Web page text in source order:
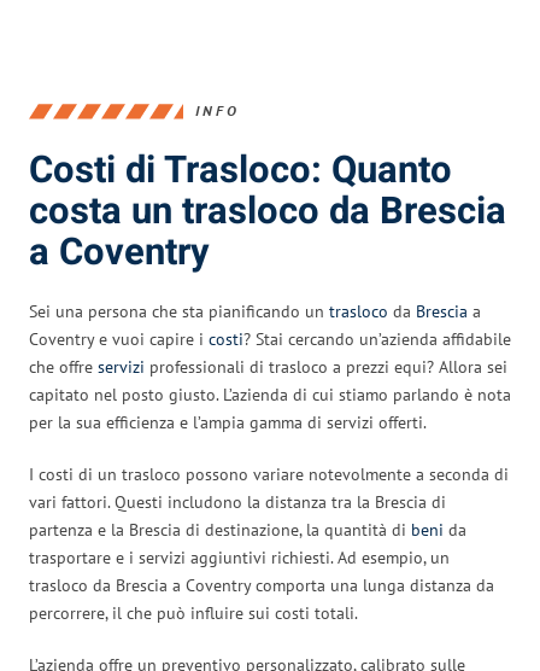
INFO
Costi di Trasloco: Quanto
costa un trasloco da Brescia
a Coventry
Sei una persona che sta pianificando un trasloco da Brescia a
Coventry e vuoi capire i costi? Stai cercando un’azienda affidabile
che offre servizi professionali di trasloco a prezzi equi? Allora sei
capitato nel posto giusto. L’azienda di cui stiamo parlando è nota
per la sua efficienza e l’ampia gamma di servizi offerti.
I costi di un trasloco possono variare notevolmente a seconda di
vari fattori. Questi includono la distanza tra la Brescia di
partenza e la Brescia di destinazione, la quantità di beni da
trasportare e i servizi aggiuntivi richiesti. Ad esempio, un
trasloco da Brescia a Coventry comporta una lunga distanza da
percorrere, il che può influire sui costi totali.
L’azienda offre un preventivo personalizzato, calibrato sulle